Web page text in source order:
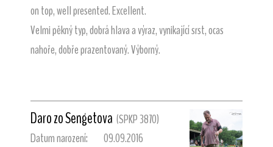
on top, well presented. Excellent.
Velmi pěkný typ, dobrá hlava a výraz, vynikající srst, ocas
nahoře, dobře prazentovaný. Výborný.
Daro zo Sengetova (SPKP 3870)
Datum narození:
09.09.2016